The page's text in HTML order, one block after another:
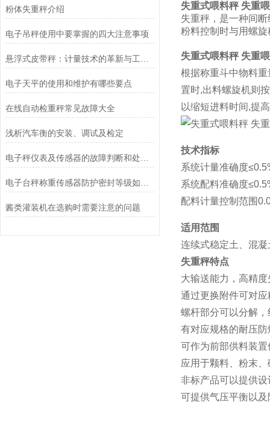
粉体失重秤介绍
电子吊秤使用中要掌握的四大注意事项
电子天平的使用和维护有哪些要点
在线自动检重秤常见故障大全
浅析汽车衡的安装、调试及检定
酱类灌装机在选购时需要注意的问题
失重式喂料秤 失重
失重秤，是一种间
粉料控制时与用螺
失重式喂料秤 失重
根据称重斗中物料
置时,出料螺旋机则
以缩短进料时间,提
技术指标
系统计量准确度
系统配料准确度
配料计量控制范围
适用范围
连续式稳定土、混
失重秤特点
大输送能力，高精
通过更换附件可对
螺杆部分可以分解
有对应规格的耐压
可作为前部供料装置
应用于颗料、粉末
非标产品可以提供设
可提供气压平衡以及